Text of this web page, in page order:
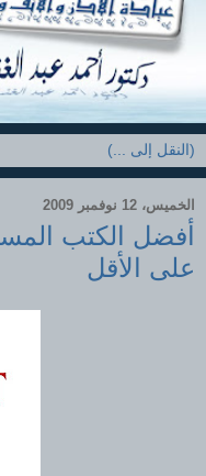
الخميس، 12 نوفمبر 2009
أفضل الكتب
على الأقل